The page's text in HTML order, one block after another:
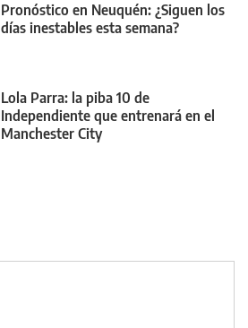
Pronóstico en Neuquén: ¿Siguen los
días inestables esta semana?
Lola Parra: la piba 10 de
Independiente que entrenará en el
Manchester City